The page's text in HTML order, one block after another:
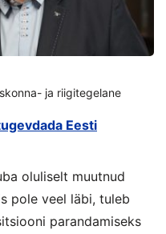
Eesti
oluliselt muutnud
pole veel läbi, tuleb
parandamiseks
ja riigitegelane